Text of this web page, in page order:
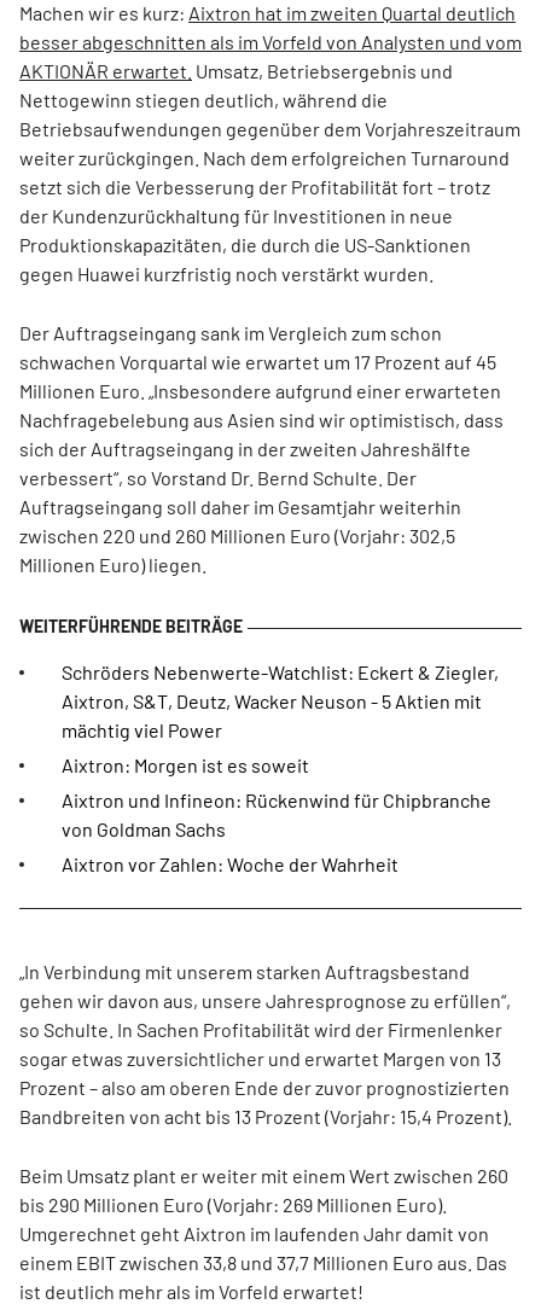
Machen wir es kurz: Aixtron hat im zweiten Quartal deutlich
besser abgeschnitten als im Vorfeld von Analysten und vom
AKTIONÄR erwartet. Umsatz, Betriebsergebnis und
Nettogewinn stiegen deutlich, während die
Betriebsaufwendungen gegenüber dem Vorjahreszeitraum
weiter zurückgingen. Nach dem erfolgreichen Turnaround
setzt sich die Verbesserung der Profitabilität fort – trotz
der Kundenzurückhaltung für Investitionen in neue
Produktionskapazitäten, die durch die US-Sanktionen
gegen Huawei kurzfristig noch verstärkt wurden.
Der Auftragseingang sank im Vergleich zum schon
schwachen Vorquartal wie erwartet um 17 Prozent auf 45
Millionen Euro. „Insbesondere aufgrund einer erwarteten
Nachfragebelebung aus Asien sind wir optimistisch, dass
sich der Auftragseingang in der zweiten Jahreshälfte
verbessert“, so Vorstand Dr. Bernd Schulte. Der
Auftragseingang soll daher im Gesamtjahr weiterhin
zwischen 220 und 260 Millionen Euro (Vorjahr: 302,5
Millionen Euro) liegen.
Schröders Nebenwerte-Watchlist: Eckert & Ziegler,
Aixtron, S&T, Deutz, Wacker Neuson - 5 Aktien mit
mächtig viel Power
Aixtron: Morgen ist es soweit
Aixtron und Infineon: Rückenwind für Chipbranche
von Goldman Sachs
Aixtron vor Zahlen: Woche der Wahrheit
„In Verbindung mit unserem starken Auftragsbestand
gehen wir davon aus, unsere Jahresprognose zu erfüllen“,
so Schulte. In Sachen Profitabilität wird der Firmenlenker
sogar etwas zuversichtlicher und erwartet Margen von 13
Prozent – also am oberen Ende der zuvor prognostizierten
Bandbreiten von acht bis 13 Prozent (Vorjahr: 15,4 Prozent).
Beim Umsatz plant er weiter mit einem Wert zwischen 260
bis 290 Millionen Euro (Vorjahr: 269 Millionen Euro).
Umgerechnet geht Aixtron im laufenden Jahr damit von
einem EBIT zwischen 33,8 und 37,7 Millionen Euro aus. Das
ist deutlich mehr als im Vorfeld erwartet!